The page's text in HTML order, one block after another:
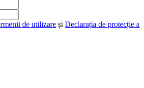
de utilizare și Declarația de protecție a